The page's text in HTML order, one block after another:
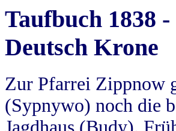
Taufbuch 1838
Deutsch Krone
Zur Pfarrei Zippnow
(Sypnywo) noch die